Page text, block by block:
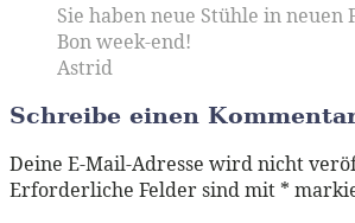
Sie haben neue Stühle in neuen
Bon week-end!
Astrid
Schreibe einen
Deine E-Mail-Adresse wird nicht
Erforderliche Felder sind mit *